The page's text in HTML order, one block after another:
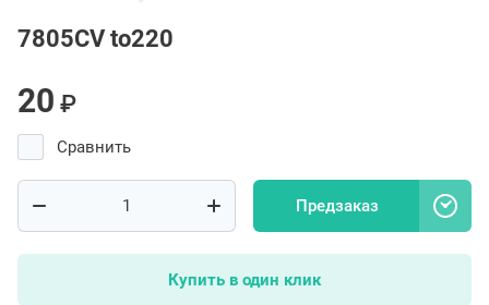
7805СV to220
20 ₽
Сравнить
Предзаказ
Купить в один клик